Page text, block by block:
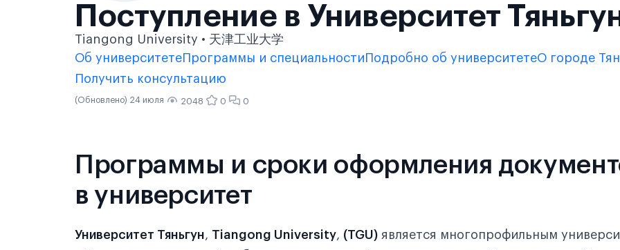
Поступление в Университет
Tiangong University • 天津工业大学
Об университетеПрограммы и специальности Подробно об университетеО городе
Получить консультацию
(Обновлено) 24 июля 2048 0 0
Программы и сроки оформления
в университет
Университет Тяньгун, Tiangong University, (TGU) является многопрофильным